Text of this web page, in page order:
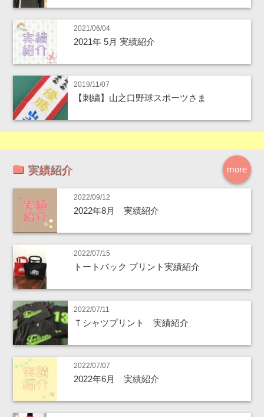
2021/06/04
2021年 5月 実績紹介
2019/11/07
【刺繍】山之口野球スポーツさま
more
実績紹介
2022/09/12
2022年8月 実績紹介
2022/07/15
トートバック プリント実績紹介
2022/07/11
Ｔシャツプリント 実績紹介
2022/07/07
2022年6月 実績紹介